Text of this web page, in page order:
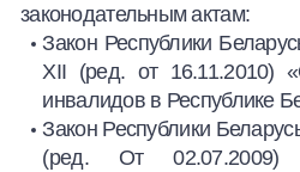
законодательным актам:
Закон Республики
XII (ред. от 16.11.2010)
инвалидов в Республике
Закон Республики
(ред. От 02.07.2009)